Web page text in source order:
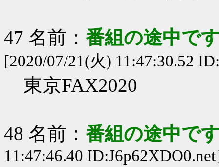
47 名前： 番組の途中で
[2020/07/21(火) 11:47:30.52
東京FAX2020
48 名前： 番組の途中で
11:47:46.40